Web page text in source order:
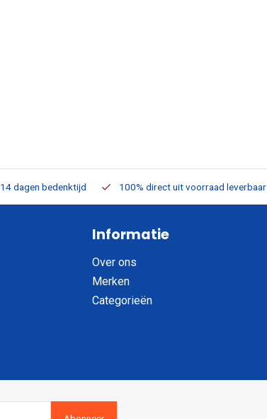
14 dagen bedenktijd 100% direct uit voorraad leverbaar
Informatie
Over ons
Merken
Categorieën